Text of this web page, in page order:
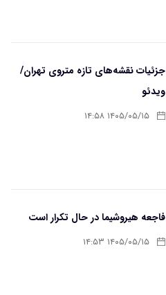
جزئیات نقشه‌های تازه متروی تهران/
ویدئو
۱۴۰۵/۰۵/۱۵ ۱۴:۵۸
فاجعه هیروشیما در حال تکرار است
۱۴۰۵/۰۵/۱۵ ۱۴:۵۳